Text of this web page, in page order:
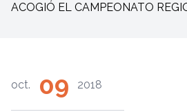
ACOGIÓ EL CAMPEONATO
oct. 09 2018